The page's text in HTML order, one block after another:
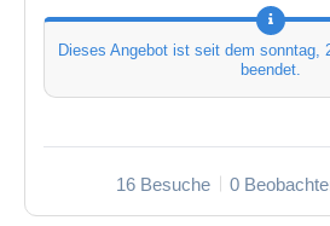
Dieses Angebot ist seit dem sonntag,
beendet.
16 Besuche 0